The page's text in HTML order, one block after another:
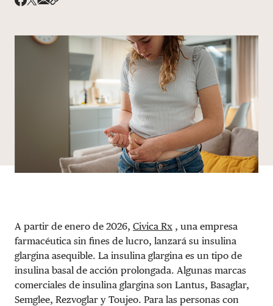
A partir de enero de 2026, Civica Rx , una empresa
farmacéutica sin fines de lucro, lanzará su insulina
glargina asequible. La insulina glargina es un tipo de
insulina basal de acción prolongada. Algunas marcas
comerciales de insulina glargina son Lantus, Basaglar,
Semglee, Rezvoglar y Toujeo. Para las personas con